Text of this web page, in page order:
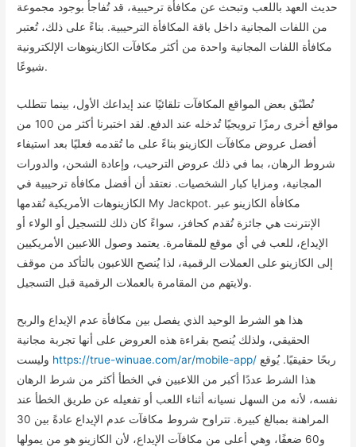
حديث العهد باللعب وتبحث عن مكافأة ترحيبية، قد تُفاجأ بوجود مجموعة
من اللفات المجانية داخل باقة المكافأة الترحيبية. بناءً على ذلك، تُعتبر
مكافأة اللفات المجانية واحدة من أكثر مكافآت الكازينوهات الإلكترونية
شيوعًا.
تُطبّق بعض المواقع المكافآت تلقائيًا عند إيداعك الأول، بينما تتطلب
مواقع أخرى رمزًا ترويجيًا تُدخله عند الدفع. لقد اختبرنا أكثر من 100 من
أفضل عروض مكافآت الكازينو بناءً على ما تُقدمه فعليًا بعد استيفاء
شروط الرهان، بما في ذلك عروض الترحيب، وإعادة الشحن، والدورات
المجانية، ومزايا كبار الشخصيات. نعتقد أن أفضل مكافأة ترحيبية في
الكازينوهات الأمريكية تُقدمها My Jackpot. مكافأة الكازينو عبر
الإنترنت هي جائزة تُقدم كحافز، سواءً كان ذلك للتسجيل أو الولاء أو
الإيداع، للعب في أي موقع للمقامرة. يعتمد وصول اللاعبين الأمريكيين
إلى الكازينو على العملات الرقمية، لذا يُنصح اللاعبون بالتأكد من موقف
ولايتهم من المقامرة بالعملات الرقمية قبل التسجيل.
هذا هو الشرط الوحيد الذي يفصل بين مكافأة عدم الإيداع والربح
الحقيقي، ولذلك يُنصح بقراءة هذه العروض على أنها تجربة مجانية
https://true-winuae.com/ar/mobile-app/
هذا الشرط عددًا أكبر من اللاعبين في الخطأ أكثر من شرط الرهان
نفسه، لأنه من السهل نسيانه أثناء اللعب أو تفعيله عن طريق الخطأ عند
المراهنة بمبالغ كبيرة. تتراوح شروط مكافآت عدم الإيداع عادةً بين 30
و60 ضعفًا، وهي أعلى من مكافآت الإيداع، لأن الكازينو هو من يمولها